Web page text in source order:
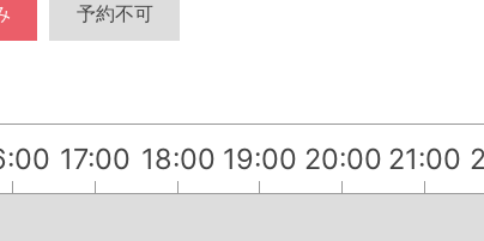
予約不可
17:00 18:00 19:00 20:00 21:00